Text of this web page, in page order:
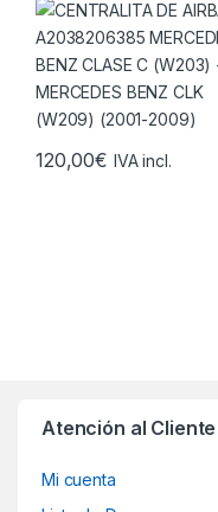
MERCEDES BENZ CLK
(W209) (2001-2009)
120,00€ IVA incl.
Atención al Cliente
Mi cuenta